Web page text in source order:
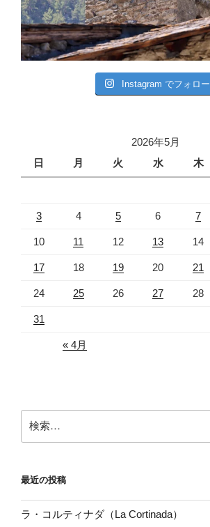
Instagram でフォロー
2026年5月
日
月 火 水 木
3 4 5 6 7
10 11 12 13 14
17 18 19 20 21
24 25 26 27 28
31
« 4月
索:
最近の投稿
ラ・コルティナダ（La Cortinada）